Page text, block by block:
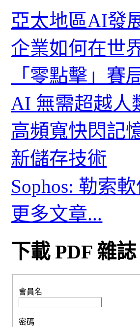
亞太地區AI發
企業如何在世
「零點擊」賽
AI 無需超越人
高頻寬快閃記
新儲存技術
Sophos: 勒索
更多文章...
下載 PDF 雜誌
會員名
密碼